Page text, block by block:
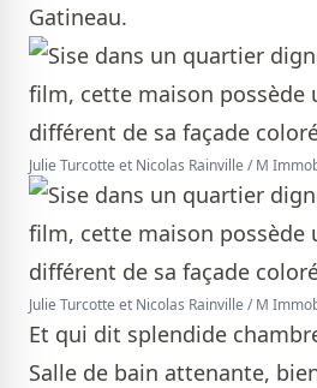
Gatineau.
Julie Turcotte et Nicolas Rainville / M
Julie Turcotte et Nicolas Rainville / M
Et qui dit splendide
Salle de bain attenante,